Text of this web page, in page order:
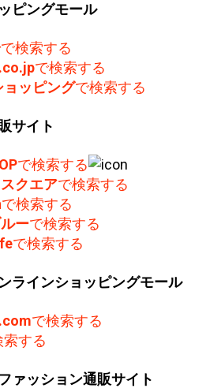
ピングモール
で検索する
で検索する
ッピングで検索する
サイト
で検索する
クエアで検索する
で検索する
ーで検索する
で検索する
ラインショッピングモール
で検索する
する
ァッション通販サイト